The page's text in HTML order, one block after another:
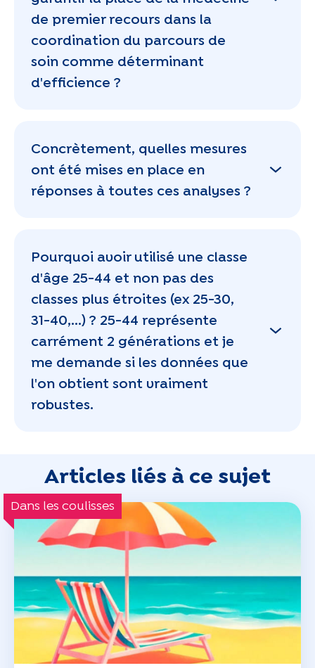
de premier recours dans la
coordination du parcours de
soin comme déterminant
d'efficience ?
Concrètement, quelles mesures
ont été mises en place en
réponses à toutes ces analyses ?
Pourquoi avoir utilisé une classe
d'âge 25-44 et non pas des
classes plus étroites (ex 25-30,
31-40,...) ? 25-44 représente
carrément 2 générations et je
me demande si les données que
l'on obtient sont vraiment
robustes.
Articles liés à ce sujet
Dans les coulisses